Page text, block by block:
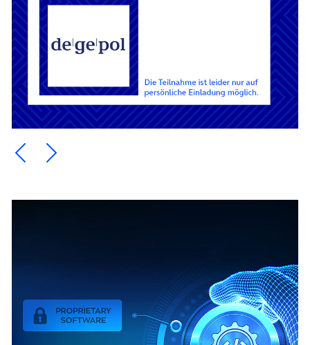
Ein Element zurück blättern
Ein Element weiter blättern